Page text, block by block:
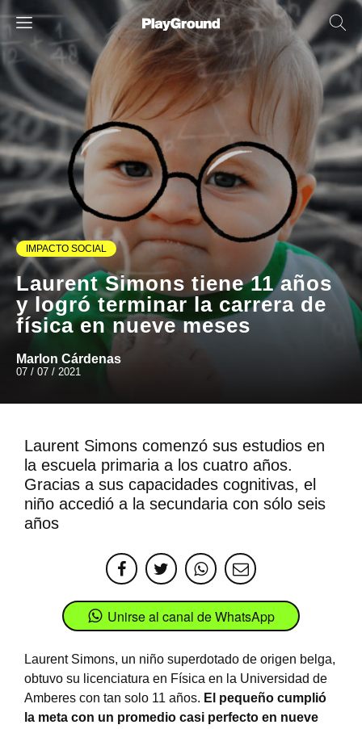
IMPACTO SOCIAL
Laurent Simons tiene 11 años
y logró terminar la carrera de
física en nueve meses
Marlon Cárdenas
07 / 07 / 2021
Laurent Simons comenzó sus estudios en
la escuela primaria a los cuatro años.
Gracias a sus capacidades cognitivas, el
niño accedió a la secundaria con sólo seis
años
Unirse al canal de WhatsApp
Laurent Simons, un niño superdotado de origen belga,
obtuvo su licenciatura en Física en la Universidad de
Amberes con tan solo 11 años. El pequeño cumplió
la meta con un promedio casi perfecto en nueve